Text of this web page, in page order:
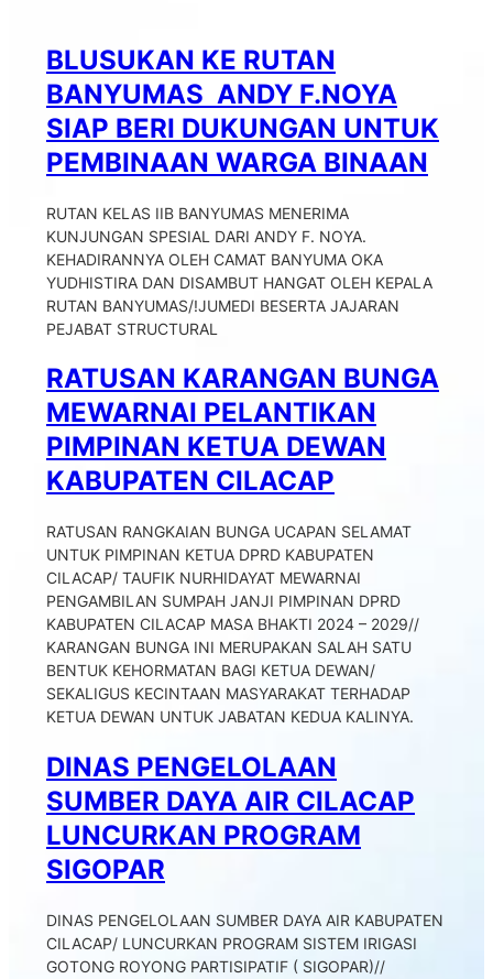
BLUSUKAN KE RUTAN
BANYUMAS ANDY F.NOYA
SIAP BERI DUKUNGAN UNTUK
PEMBINAAN WARGA BINAAN
RUTAN KELAS IIB BANYUMAS MENERIMA
KUNJUNGAN SPESIAL DARI ANDY F. NOYA.
KEHADIRANNYA OLEH CAMAT BANYUMA OKA
YUDHISTIRA DAN DISAMBUT HANGAT OLEH KEPALA
RUTAN BANYUMAS/!JUMEDI BESERTA JAJARAN
PEJABAT STRUCTURAL
RATUSAN KARANGAN BUNGA
MEWARNAI PELANTIKAN
PIMPINAN KETUA DEWAN
KABUPATEN CILACAP
RATUSAN RANGKAIAN BUNGA UCAPAN SELAMAT
UNTUK PIMPINAN KETUA DPRD KABUPATEN
CILACAP/ TAUFIK NURHIDAYAT MEWARNAI
PENGAMBILAN SUMPAH JANJI PIMPINAN DPRD
KABUPATEN CILACAP MASA BHAKTI 2024 – 2029//
KARANGAN BUNGA INI MERUPAKAN SALAH SATU
BENTUK KEHORMATAN BAGI KETUA DEWAN/
SEKALIGUS KECINTAAN MASYARAKAT TERHADAP
KETUA DEWAN UNTUK JABATAN KEDUA KALINYA.
DINAS PENGELOLAAN
SUMBER DAYA AIR CILACAP
LUNCURKAN PROGRAM
SIGOPAR
DINAS PENGELOLAAN SUMBER DAYA AIR KABUPATEN
CILACAP/ LUNCURKAN PROGRAM SISTEM IRIGASI
GOTONG ROYONG PARTISIPATIF ( SIGOPAR)//